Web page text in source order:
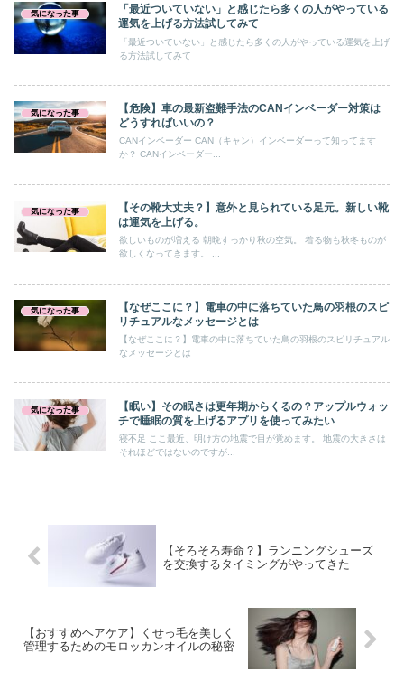
気になった事
「最近ついていない」と感じたら多くの人がやっている
運気を上げる方法試してみて
「最近ついていない」と感じたら多くの人がやっている運気を上げ
る方法試してみて
気になった事
【危険】車の最新盗難手法のCANインベーダー対策は
どうすればいいの？
CANインベーダー CAN（キャン）インベーダーって知ってます
か？ CANインベーダー...
気になった事
【その靴大丈夫？】意外と見られている足元。新しい靴
は運気を上げる。
欲しいものが増える 朝晩すっかり秋の空気。 着る物も秋冬ものが
欲しくなってきます。 ...
気になった事
【なぜここに？】電車の中に落ちていた鳥の羽根のスピ
リチュアルなメッセージとは
【なぜここに？】電車の中に落ちていた鳥の羽根のスピリチュアル
なメッセージとは
気になった事
【眠い】その眠さは更年期からくるの？アップルウォッ
チで睡眠の質を上げるアプリを使ってみたい
寝不足 ここ最近、明け方の地震で目が覚めます。 地震の大きさは
それほどではないのですが...
【そろそろ寿命？】ランニングシューズ
を交換するタイミングがやってきた
【おすすめヘアケア】くせっ毛を美しく
管理するためのモロッカンオイルの秘密